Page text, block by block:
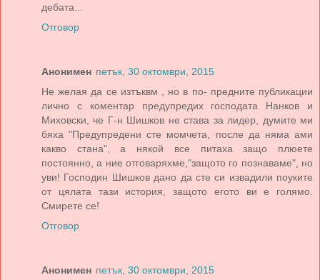
дебата...
Отговор
Анонимен петък, 30 октомври, 2015
Не желая да се изтъквм , но в по- предните публикации
лично с коментар предупредих господата Нанков и
Миховски, че Г-н Шишков не става за лидер, думите ми
бяха "Предупредени сте момчета, после да няма ами
какво стана", а някой все питаха защо плюете
постоянно, а ние отговаряхме,"защото го познаваме", но
уви! Господин Шишков дано да сте си извадили поуките
от цялата тази история, защото егото ви е голямо.
Смирете се!
Отговор
Анонимен петък, 30 октомври, 2015